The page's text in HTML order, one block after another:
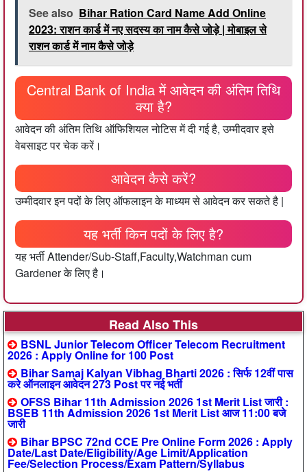
See also Bihar Ration Card Name Add Online
2023: राशन कार्ड में नए सदस्य का नाम कैसे जोड़े | मोबाइल से
राशन कार्ड में नाम कैसे जोड़े
Central Bank of India में आवेदन की अंतिम तिथि
क्या है?
आवेदन की अंतिम तिथि ऑफिशियल नोटिस में दी गई है, उम्मीदवार इसे
वेबसाइट पर चेक करें।
आवेदन कैसे करें?
उम्मीदवार इन पदों के लिए ऑफलाइन के माध्यम से आवेदन कर सकते है |
यह भर्ती किन पदों के लिए है?
यह भर्ती Attender/Sub-Staff,Faculty,Watchman cum
Gardener के लिए है।
Read Also This
BSNL Junior Telecom Officer Telecom Recruitment
2026 : Apply Online for 100 Post
Bihar Samaj Kalyan Vibhag Bharti 2026 : सिर्फ 12वीं पास
करे ऑनलाइन आवेदन 273 Post पर नई भर्ती
OFSS Bihar 11th Admission 2026 1st Merit List जारी :
BSEB 11th Admission 2026 1st Merit List आज 11:00 बजे
जारी
Bihar BPSC 72nd CCE Pre Online Form 2026 : Apply
Date/Last Date/Eligibility/Age Limit/Application
Fee/Selection Process/Exam Pattern/Syllabus